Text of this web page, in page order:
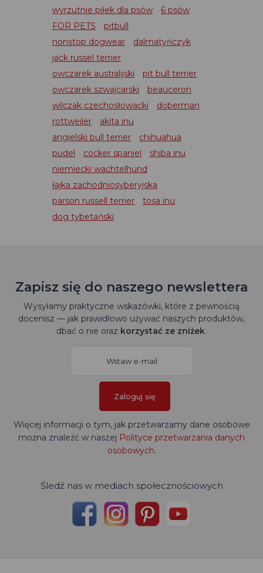
wyrzutnie piłek dla psów
6 psów
FOR PETS
pitbull
nonstop dogwear
dalmatyńczyk
jack russel terrier
owczarek australijski
pit bull terrier
owczarek szwajcarski
beauceron
wilczak czechosłowacki
doberman
rottweiler
akita inu
angielski bull terrier
chihuahua
pudel
cocker spaniel
shiba inu
niemiecki wachtelhund
łajka zachodniosyberyjska
parson russell terrier
tosa inu
dog tybetański
Zapisz się do naszego newslettera
Wysyłamy praktyczne wskazówki, które z pewnością
docenisz — jak prawidłowo używać naszych produktów,
dbać o nie oraz korzystać ze zniżek.
Zaloguj się
Więcej informacji o tym, jak przetwarzamy dane osobowe
można znaleźć w naszej Polityce przetwarzania danych
osobowych.
Śledź nas w mediach społecznościowych